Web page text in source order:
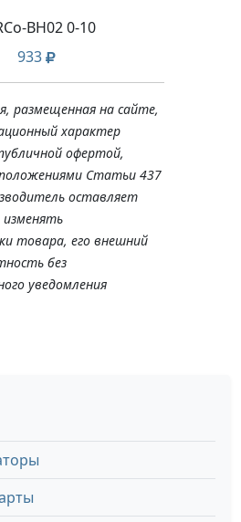
BH02 0-10
933
размещенная на сайте,
характер
офертой,
Статьи 437
оставляет
изменять
товара, его внешний
без
уведомления